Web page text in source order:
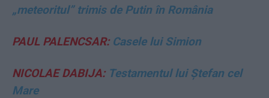
„meteoritul” trimis de Putin în România
PAUL PALENCSAR:Casele lui Simion
NICOLAE DABIJA:Testamentul lui Ştefan cel
Mare